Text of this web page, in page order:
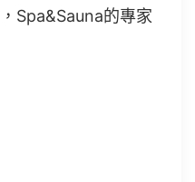
Spa&Sauna的專家